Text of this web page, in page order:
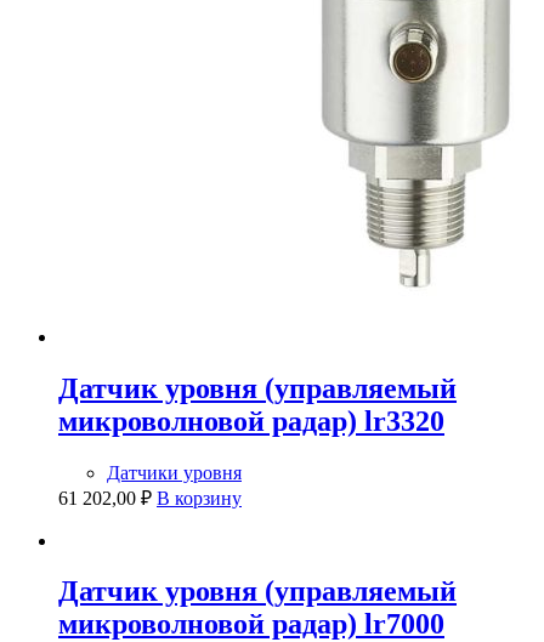
Датчик уровня (управляемый
микроволновой радар) lr3320
Датчики уровня
61 202,00 ₽ В корзину
Датчик уровня (управляемый
микроволновой радар) lr7000